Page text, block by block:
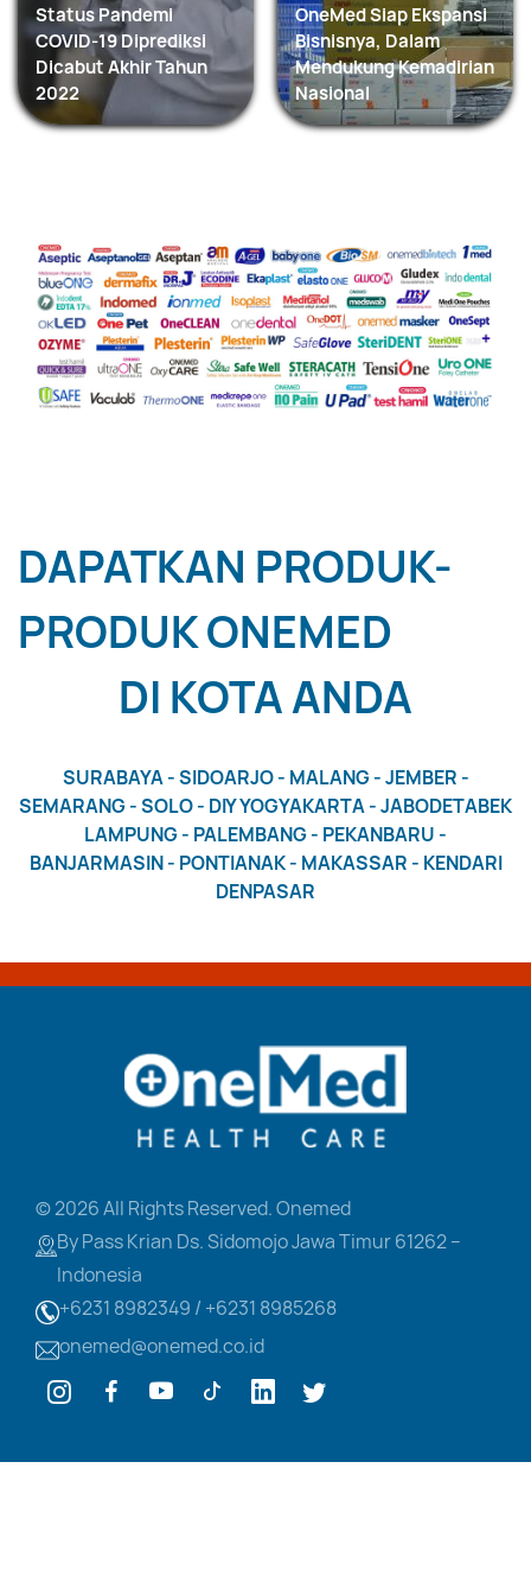
Status Pandemi
COVID-19 Diprediksi
Dicabut Akhir Tahun
2022
OneMed Siap Ekspansi
Bisnisnya, Dalam
Mendukung Kemadirian
Nasional
DAPATKAN PRODUK-
PRODUK ONEMED
DI KOTA ANDA
SURABAYA - SIDOARJO - MALANG - JEMBER -
SEMARANG - SOLO - DIY YOGYAKARTA - JABODETABEK
LAMPUNG - PALEMBANG - PEKANBARU -
BANJARMASIN - PONTIANAK - MAKASSAR - KENDARI
DENPASAR
© 2026 All Rights Reserved. Onemed
By Pass Krian Ds. SidomojoJawa Timur 61262 –
Indonesia
+6231 8982349 / +6231 8985268
onemed@onemed.co.id